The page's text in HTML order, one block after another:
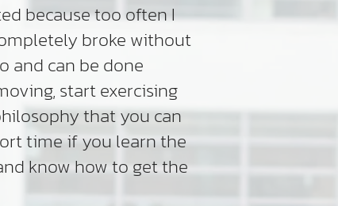
because too often I
broke without
and can be done
start exercising
that you can
time if you learn the
know how to get the